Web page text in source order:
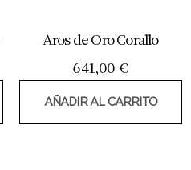
Aros de Oro Corallo
641,00 €
AÑADIR AL CARRITO